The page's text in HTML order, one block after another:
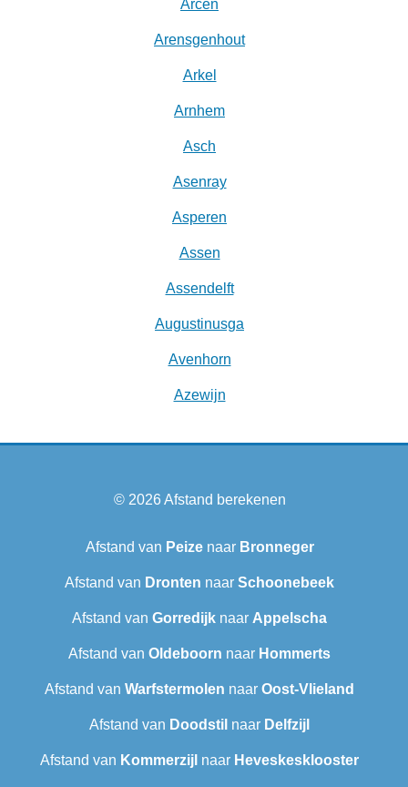
Arcen
Arensgenhout
Arkel
Arnhem
Asch
Asenray
Asperen
Assen
Assendelft
Augustinusga
Avenhorn
Azewijn
© 2026Afstand berekenen
Afstand van Peizenaar Bronneger
Afstand van Dronten naar Schoonebeek
Afstand van Gorredijk naar Appelscha
Afstand van Oldeboorn naar Hommerts
Afstand van Warfstermolen naar Oost-Vlieland
Afstand van Doodstil naar Delfzijl
Afstand van Kommerzijl naar Heveskesklooster‎